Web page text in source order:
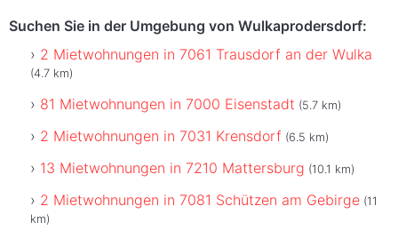
Suchen Sie in der Umgebung von Wulkaprodersdorf:
2 Mietwohnungen in 7061 Trausdorf an der Wulka
(4.7 km)
81 Mietwohnungen in 7000 Eisenstadt (5.7 km)
2 Mietwohnungen in 7031 Krensdorf (6.5 km)
13 Mietwohnungen in 7210 Mattersburg (10.1 km)
2 Mietwohnungen in 7081 Schützen am Gebirge (11
km)